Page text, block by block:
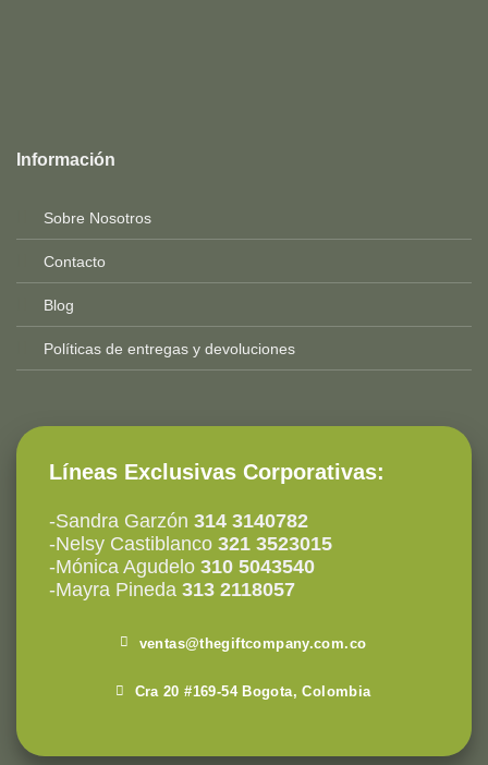
2025-
Información
Sobre Nosotros
Contacto
Blog
Políticas de entregas y devoluciones
Líneas Exclusivas Corporativas:
-Sandra Garzón 314 3140782
-Nelsy Castiblanco 321 3523015
-Mónica Agudelo 310 5043540
-Mayra Pineda 313 2118057
ventas@thegiftcompany.com.co
Cra 20 #169-54 Bogota, Colombia